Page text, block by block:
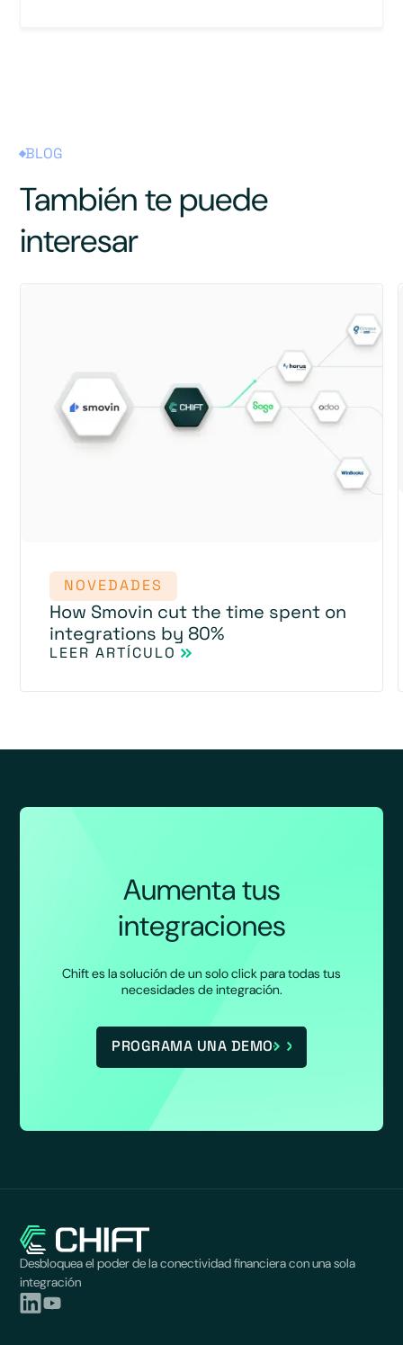
BLOG
También te puede
interesar
NOVEDADES
How Smovin cut the time spent on
integrations by 80%
LEER ARTÍCULO
Aumenta tus
integraciones
Chift es la solución de un solo click para todas tus
necesidades de integración.
PROGRAMA UNA DEMO
Desbloquea el poder de la conectividad financiera con una sola
integración